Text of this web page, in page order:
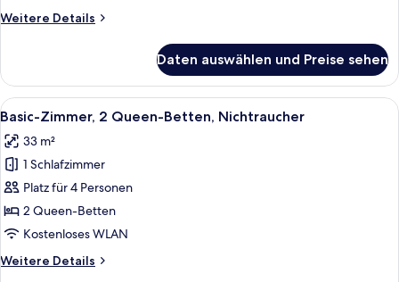
anzeigen
Weitere Details
Weitere
Zimmer,
1 King-
Bett,
Daten auswählen und Preise sehen
Alle
Fotos
für
Basic-
Zimmer,
2 Queen-
Betten,
anzeigen
Hochwertige Bettwaren,
9
Basic-Zimmer, 2 Queen-Betten, Nichtraucher
33 m²
1 Schlafzimmer
Platz für 4 Personen
2 Queen-Betten
Kostenloses WLAN
Weitere Details
Weitere